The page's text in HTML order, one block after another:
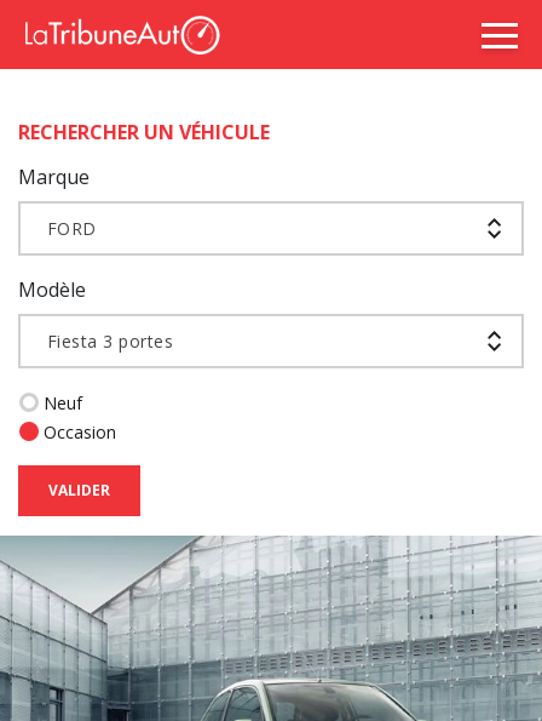
RECHERCHER UN VÉHICULE
Marque
FORD
Modèle
Fiesta 3 portes
Neuf
Occasion
VALIDER